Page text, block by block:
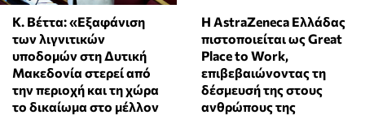
Κ. Βέττα: «Εξαφάνιση
των λιγνιτικών
υποδομών στη Δυτική
Μακεδονία στερεί από
την περιοχή και τη χώρα
το δικαίωμα στο μέλλον
Η AstraZeneca Ελλάδας
πιστοποιείται ως Great
Place to Work,
επιβεβαιώνοντας τη
δέσμευσή της στους
ανθρώπους της